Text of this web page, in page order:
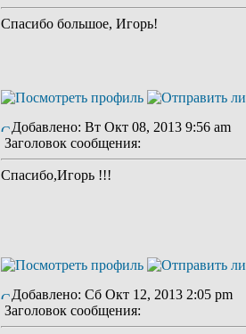
Спасибо большое, Игорь!
Добавлено: Вт Окт 08, 2013 9:56 am
Заголовок сообщения:
Спасибо,Игорь !!!
Добавлено: Сб Окт 12, 2013 2:05 pm
Заголовок сообщения: